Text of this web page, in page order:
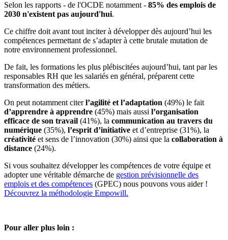
Selon les rapports - de l'OCDE notamment - 85% des emplois de
2030 n'existent pas aujourd'hui.
Ce chiffre doit avant tout inciter à développer dès aujourd’hui les
compétences permettant de s’adapter à cette brutale mutation de
notre environnement professionnel.
De fait, les formations les plus plébiscitées aujourd’hui, tant par les
responsables RH que les salariés en général, préparent cette
transformation des métiers.
On peut notamment citerl’agilité et l’adaptation (49%) le fait
d’apprendre à apprendre (45%) mais aussi l’organisation
efficace de son travail (41%), la communication au travers du
numérique (35%), l’esprit d’initiative et d’entreprise (31%), la
créativité et sens de l’innovation (30%) ainsi que la collaboration à
distance (24%).
Si vous souhaitez développer les compétences de votre équipe et
adopter une véritable démarche de gestion prévisionnelle des
emplois et des compétences (GPEC) nous pouvons vous aider !
Découvrez la méthodologie Empowill.
Pour aller plus loin :